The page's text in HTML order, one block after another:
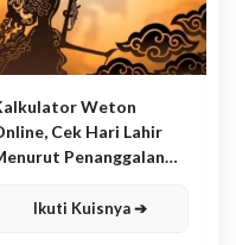
Weton
Cek Hari Lahir
Penanggalan
Ikuti Kuisnya ➔